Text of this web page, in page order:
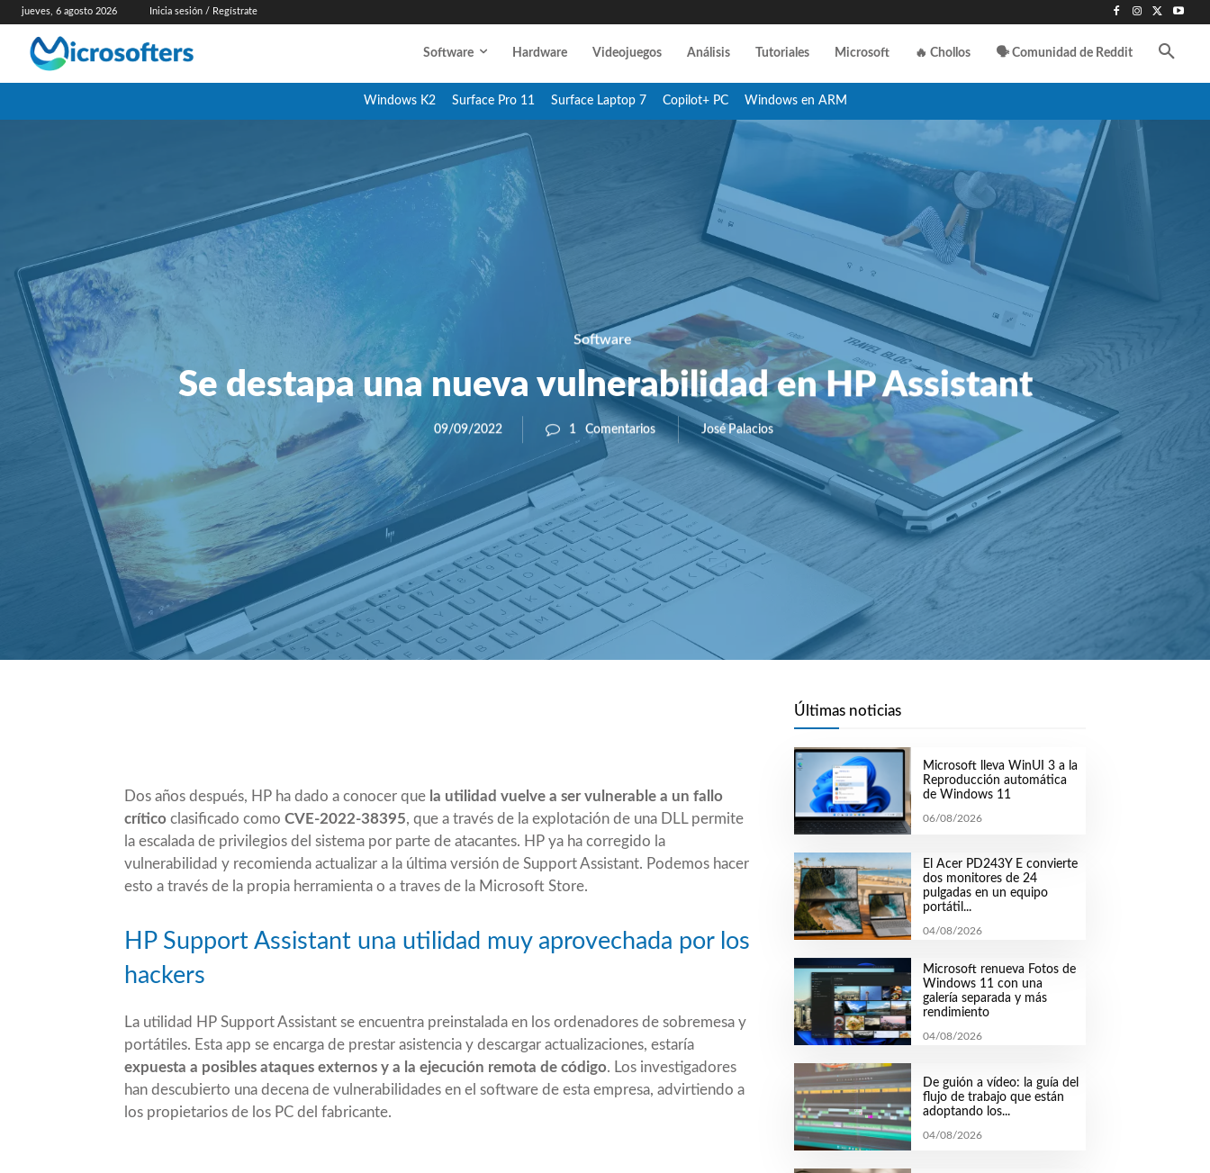
jueves, 6 agosto 2026 Inicia sesión / Regístrate
Software Hardware Videojuegos Análisis Tutoriales Microsoft 🔥 Chollos 🗣️ Comunidad de Reddit
Windows K2 Surface Pro 11 Surface Laptop 7 Copilot+ PC Windows en ARM
Software
Se destapa una nueva vulnerabilidad en HP Assistant
09/09/2022 1 Comentarios José Palacios
Dos años después, HP ha dado a conocer que la utilidad vuelve a ser vulnerable a un fallo
crítico clasificado como CVE-2022-38395, que a través de la explotación de una DLL permite
la escalada de privilegios del sistema por parte de atacantes. HP ya ha corregido la
vulnerabilidad y recomienda actualizar a la última versión de Support Assistant. Podemos hacer
esto a través de la propia herramienta o a traves de la Microsoft Store.
HP Support Assistant una utilidad muy aprovechada por los
hackers
La utilidad HP Support Assistant se encuentra preinstalada en los ordenadores de sobremesa y
portátiles. Esta app se encarga de prestar asistencia y descargar actualizaciones, estaría
expuesta a posibles ataques externos y a la ejecución remota de código. Los investigadores
han descubierto una decena de vulnerabilidades en el software de esta empresa, advirtiendo a
los propietarios de los PC del fabricante.
Últimas noticias
Microsoft lleva WinUI 3 a la
Reproducción automática
de Windows 11
06/08/2026
El Acer PD243Y E convierte
dos monitores de 24
pulgadas en un equipo
portátil...
04/08/2026
Microsoft renueva Fotos de
Windows 11 con una
galería separada y más
rendimiento
04/08/2026
De guión a vídeo: la guía del
flujo de trabajo que están
adoptando los...
04/08/2026